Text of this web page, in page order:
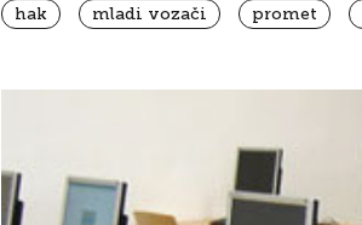
hak mladi vozači promet